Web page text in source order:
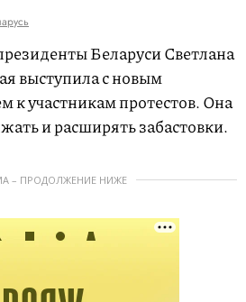
Беларуси Светлана
выступила с новым
к участникам протестов. Она
и расширять забастовки.
– ПРОДОЛЖЕНИЕ НИЖЕ